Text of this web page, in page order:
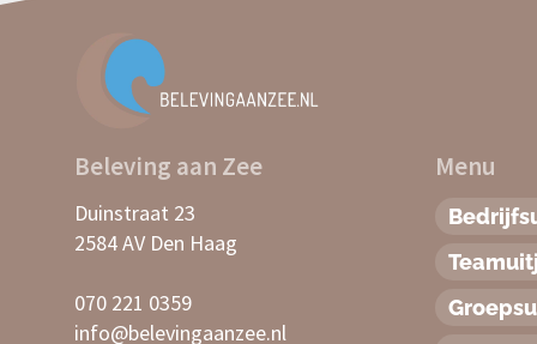
Beleving aan Zee
Duinstraat 23
2584 AV Den Haag
070 221 0359
info@belevingaanzee.nl
Menu